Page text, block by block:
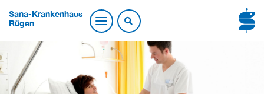
Sana-Krankenhaus
Rügen